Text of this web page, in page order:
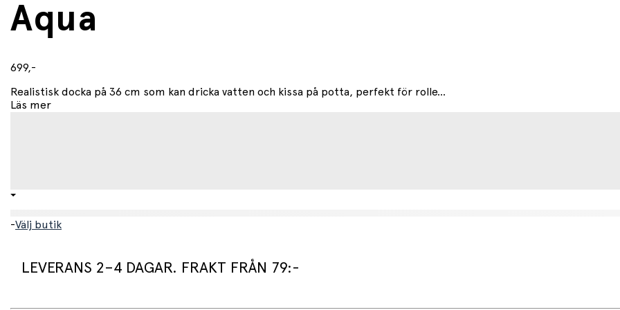
Aqua
699,-
Realistisk docka på 36 cm som kan dricka vatten och kissa på potta, perfekt för rolle...
Läs mer
-Välj butik
LEVERANS 2–4 DAGAR. FRAKT FRÅN 79:-